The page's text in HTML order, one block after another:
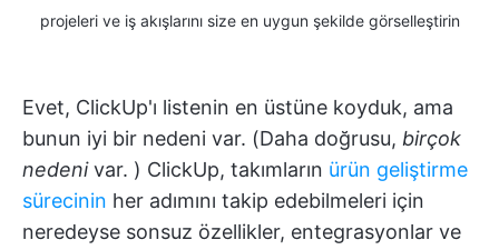
projeleri ve iş akışlarını size en uygun şekilde görselleştirin
Evet, ClickUp'ı listenin en üstüne koyduk, ama
bunun iyi bir nedeni var. (Daha doğrusu, birçok
nedenivar. ) ClickUp, takımların ürün geliştirme
sürecinin her adımını takip edebilmeleri için
neredeyse sonsuz özellikler, entegrasyonlar ve